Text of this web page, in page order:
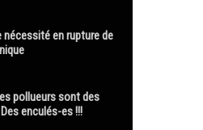
nécessité en rupture de
pollueurs sont des
enculés-es !!!